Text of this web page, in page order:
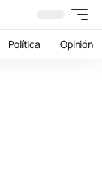
Política Opinión